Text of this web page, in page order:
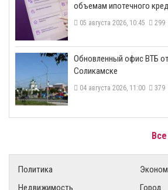
объемам ипотечного
05 августа 2026, 10:45 299
​Обновленный офис ВТБ
Соликамске
04 августа 2026, 11:00 379
Политика
Недвижимость
Город